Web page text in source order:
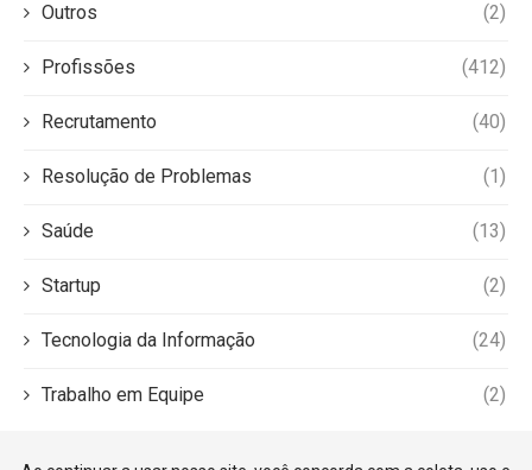
Outros (2)
Profissões (412)
Recrutamento (40)
Resolução de Problemas (1)
Saúde (13)
Startup (2)
Tecnologia da Informação (24)
Trabalho em Equipe (2)